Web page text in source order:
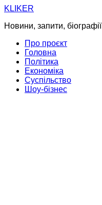
Skip
content
KLIKER
Новини, запити, біографії,
Про проєкт
Головна
Політика
Економіка
Суспільство
Шоу-бізнес